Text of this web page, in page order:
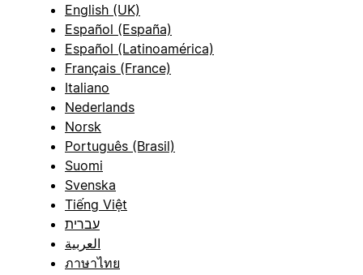
English (UK)
Español (España)
Español (Latinoamérica)
Français (France)
Italiano
Nederlands
Norsk
Português (Brasil)
Suomi
Svenska
Tiếng Việt
עברית
العربية
ภาษาไทย